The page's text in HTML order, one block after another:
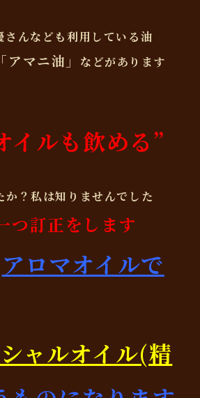
さんなども利用している油
「アマニ油」
などがあります
イルも飲める”
か？私は知りませんでした
つ訂正をします
アロマオイルで
ャルオイル(精